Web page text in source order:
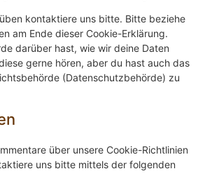
kontaktiere uns bitte. Bitte beziehe
am Ende dieser Cookie-Erklärung.
darüber hast, wie wir deine Daten
gerne hören, aber du hast auch das
(Datenschutzbehörde) zu
über unsere Cookie-Richtlinien
uns bitte mittels der folgenden